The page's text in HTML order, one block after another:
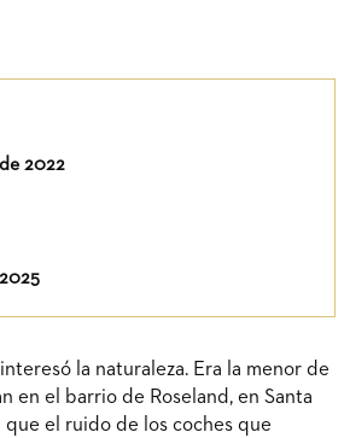
2022
la naturaleza. Era la menor de
en el barrio de Roseland, en Santa
que el ruido de los coches que